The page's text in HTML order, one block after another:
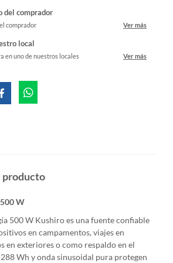
del comprador
comprador Ver más
local
en uno de nuestros locales Ver más
producto
W
500 W Kushiro es una fuente confiable
en campamentos, viajes en
en exteriores o como respaldo en el
Wh y onda sinusoidal pura protegen